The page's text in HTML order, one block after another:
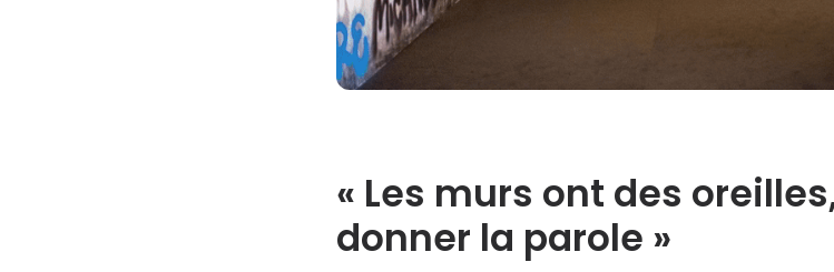
« Les murs ont des
donner la parole »